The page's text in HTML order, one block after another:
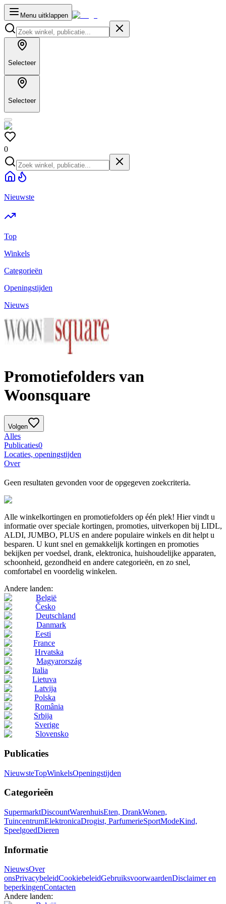
Menu uitklappen
Selecteer
Selecteer
0
Nieuwste
Top
Winkels
Categorieën
Openingstijden
Nieuws
Promotiefolders van
Woonsquare
Volgen
Alles
Publicaties0
Locaties, openingstijden
Over
Geen resultaten gevonden voor de opgegeven zoekcriteria.
Alle winkelkortingen en promotiefolders op één plek! Hier vindt u
informatie over speciale kortingen, promoties, uitverkopen bij LIDL,
ALDI, JUMBO, PLUS en andere populaire winkels en dit helpt u
besparen. U kunt snel en gemakkelijk kortingen en promoties
bekijken per voedsel, drank, elektronica, huishoudelijke apparaten,
schoonheid, gezondheid en andere categorieën, en zo snel,
comfortabel en voordelig winkelen.
Andere landen:
België
Česko
Deutschland
Danmark
Eesti
France
Hrvatska
Magyarország
Italia
Lietuva
Latvija
Polska
România
Srbija
Sverige
Slovensko
Publicaties
NieuwsteTopWinkelsOpeningstijden
Categorieën
SupermarktDiscountWarenhuisEten, DrankWonen,
TuincentrumElektronicaDrogist, ParfumerieSportModeKind,
SpeelgoedDieren
Informatie
NieuwsOver
onsPrivacybeleidCookiebeleidGebruiksvoorwaardenDisclaimer en
beperkingenContacten
Andere landen: